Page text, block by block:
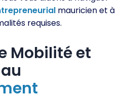
mauricien et à
requises.
Mobilité et